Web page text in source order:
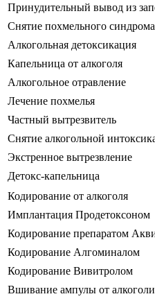
Принудительный вывод из
Снятие похмельного синдрома
Алкогольная детоксикация
Капельница от алкоголя
Алкогольное отравление
Лечение похмелья
Частный вытрезвитель
Снятие алкогольной
Экстренное вытрезвление
Детокс-капельница
Кодирование от алкоголя
Имплантация Продетоксоном
Кодирование препаратом
Кодирование Алгоминалом
Кодирование Вивитролом
Вшивание ампулы от